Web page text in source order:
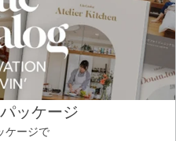
ッケージ
ケージで